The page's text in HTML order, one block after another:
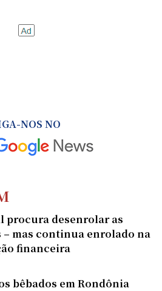
NOS NO
procura desenrolar as
– mas continua enrolado na
financeira
bêbados em Rondônia